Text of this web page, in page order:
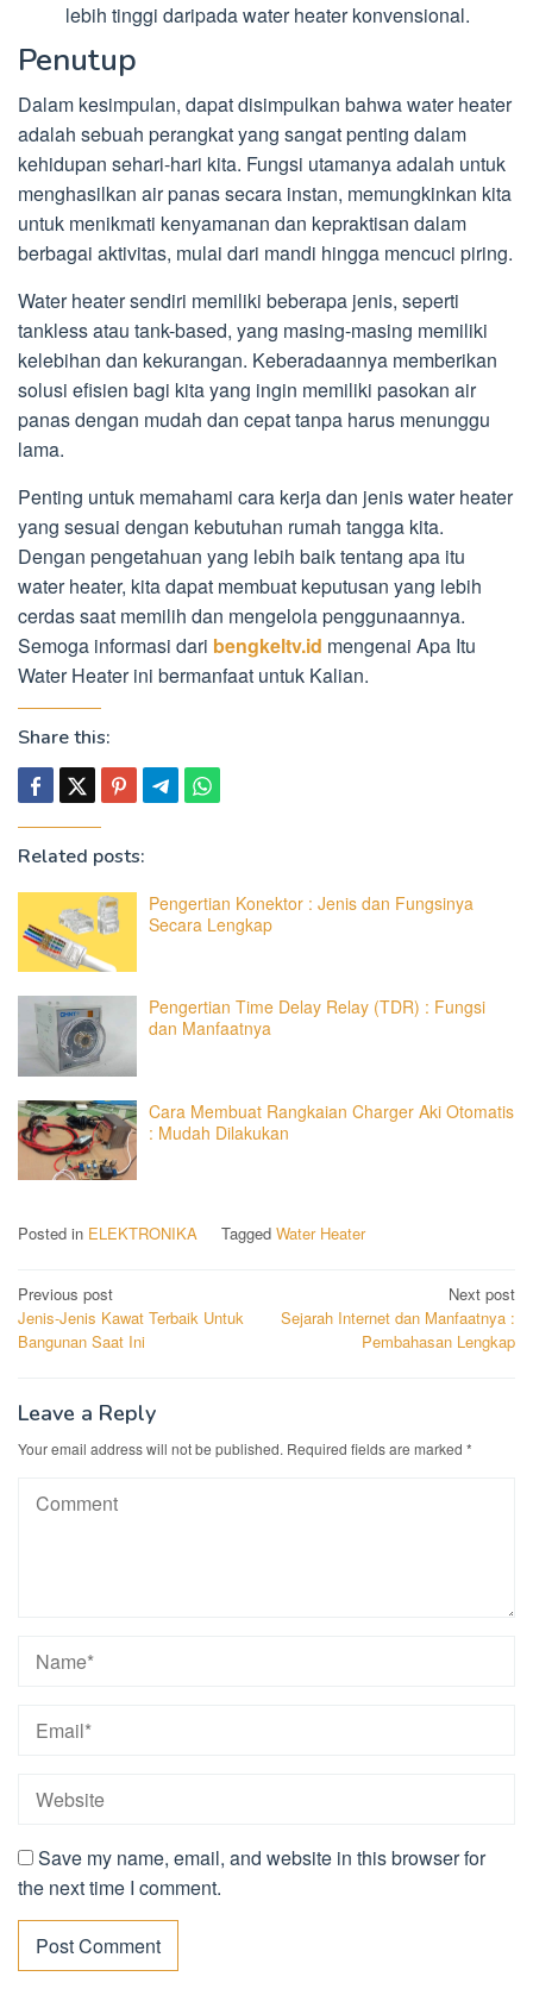
lebih tinggi daripada water heater konvensional.
Penutup
Dalam kesimpulan, dapat disimpulkan bahwa water heater
adalah sebuah perangkat yang sangat penting dalam
kehidupan sehari-hari kita. Fungsi utamanya adalah untuk
menghasilkan air panas secara instan, memungkinkan kita
untuk menikmati kenyamanan dan kepraktisan dalam
berbagai aktivitas, mulai dari mandi hingga mencuci piring.
Water heater sendiri memiliki beberapa jenis, seperti
tankless atau tank-based, yang masing-masing memiliki
kelebihan dan kekurangan. Keberadaannya memberikan
solusi efisien bagi kita yang ingin memiliki pasokan air
panas dengan mudah dan cepat tanpa harus menunggu
lama.
Penting untuk memahami cara kerja dan jenis water heater
yang sesuai dengan kebutuhan rumah tangga kita.
Dengan pengetahuan yang lebih baik tentang apa itu
water heater, kita dapat membuat keputusan yang lebih
cerdas saat memilih dan mengelola penggunaannya.
Semoga informasi dari bengkeltv.id mengenai Apa Itu
Water Heater ini bermanfaat untuk Kalian.
Share this:
Related posts:
Pengertian Konektor : Jenis dan Fungsinya
Secara Lengkap
Pengertian Time Delay Relay (TDR) : Fungsi
dan Manfaatnya
Cara Membuat Rangkaian Charger Aki Otomatis
: Mudah Dilakukan
Posted in ELEKTRONIKA Tagged Water Heater
Post
navigation
Previous post
Jenis-Jenis Kawat Terbaik Untuk
Bangunan Saat Ini
Next post
Sejarah Internet dan Manfaatnya :
Pembahasan Lengkap
Leave a Reply
Your email address will not be published. Required fields are marked *
Save my name, email, and website in this browser for
the next time I comment.